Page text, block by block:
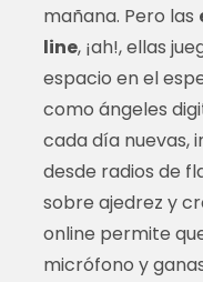
mañana. Pero las
line, ¡ah!, ellas
espacio en el
como ángeles
cada día nuevas,
desde radios de
sobre ajedrez y
online permite
micrófono y